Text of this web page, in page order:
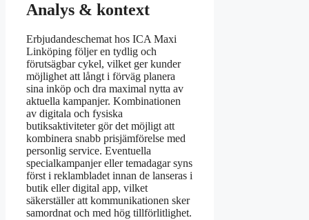
Analys & kontext
Erbjudandeschemat hos ICA Maxi
Linköping följer en tydlig och
förutsägbar cykel, vilket ger kunder
möjlighet att långt i förväg planera
sina inköp och dra maximal nytta av
aktuella kampanjer. Kombinationen
av digitala och fysiska
butiksaktiviteter gör det möjligt att
kombinera snabb prisjämförelse med
personlig service. Eventuella
specialkampanjer eller temadagar syns
först i reklambladet innan de lanseras i
butik eller digital app, vilket
säkerställer att kommunikationen sker
samordnat och med hög tillförlitlighet.